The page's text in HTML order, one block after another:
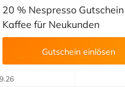
20 % Nespresso
Kaffee für Neukunden
Gutschein einlösen